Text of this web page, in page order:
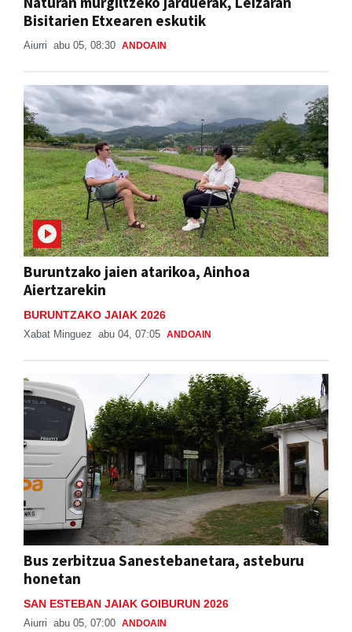
Bisitarien Etxearen eskutik
Aiurri abu 05, 08:30 ANDOAIN
Buruntzako jaien atarikoa, Ainhoa
Aiertzarekin
BURUNTZAKO JAIAK 2026
Xabat Minguez abu 04, 07:05 ANDOAIN
Bus zerbitzua Sanestebanetara, asteburu
honetan
SAN ESTEBAN JAIAK GOIBURUN 2026
Aiurri abu 05, 07:00 ANDOAIN